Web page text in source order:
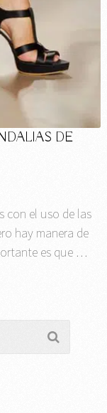
DE
con el uso de las
hay manera de
es que …